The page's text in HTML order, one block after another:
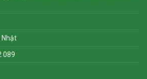
Nhật
089